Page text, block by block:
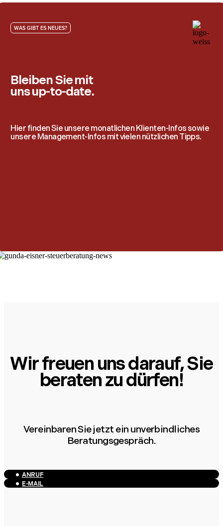
WAS GIBT ES NEUES?
Bleiben Sie mit
uns up-to-date.
Hier finden Sie unsere monatlichen Klienten-Infos sowie
unsere Management-Infos mit vielen nützlichen Tipps.
Wir freuen uns darauf, Sie
beraten zu dürfen!
Vereinbaren Sie jetzt ein unverbindliches
Beratungsgespräch.
ANRUF
E-MAIL